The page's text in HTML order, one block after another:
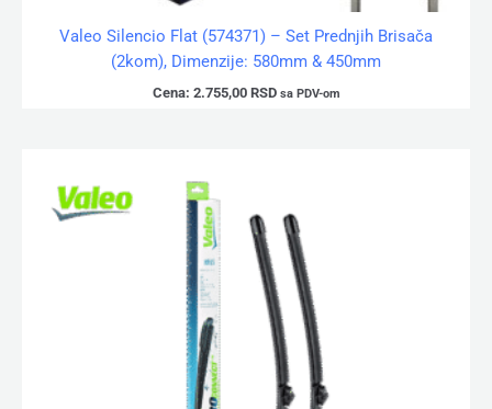
Valeo Silencio Flat (574371) – Set Prednjih Brisača
(2kom), Dimenzije: 580mm & 450mm
Cena: 2.755,00 RSD sa PDV-om